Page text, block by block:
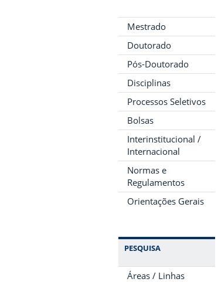
Mestrado
Doutorado
Pós-Doutorado
Disciplinas
Processos Seletivos
Bolsas
Interinstitucional /
Internacional
Normas e
Regulamentos
Orientações Gerais
PESQUISA
Áreas / Linhas